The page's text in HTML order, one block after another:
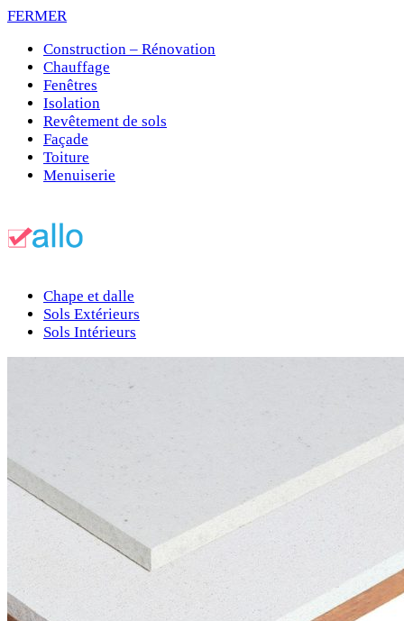
FERMER
Construction – Rénovation
Chauffage
Fenêtres
Isolation
Revêtement de sols
Façade
Toiture
Menuiserie
Chape et dalle
Sols Extérieurs
Sols Intérieurs